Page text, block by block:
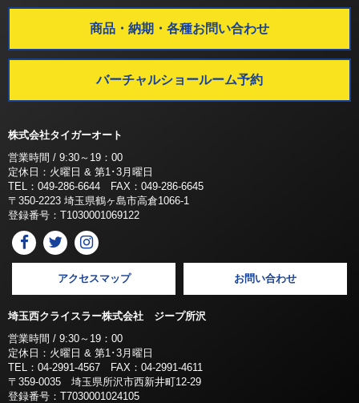
商品・納期・各種お問い合わせ
バーチャルショールーム予約
株式会社タイガーオート
営業時間 / 9:30～19：00
定休日：火曜日 & 第1･3月曜日
TEL：049-286-6644 FAX：049-286-6645
〒350-2223 埼玉県鶴ヶ島市高倉1066-1
登録番号：T1030001069122
アクセスマップ お問い合わせ
埼玉西クライスラー株式会社 ジープ所沢
営業時間 / 9:30～19：00
定休日：火曜日 & 第1･3月曜日
TEL：04-2991-4567 FAX：04-2991-4611
〒359-0035 埼玉県所沢市西新井町12-29
登録番号：T7030001024105